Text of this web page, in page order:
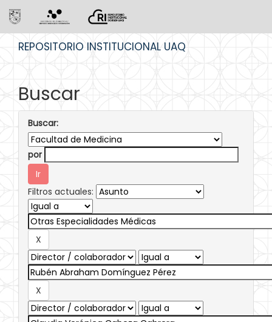
REPOSITORIO INSTITUCIONAL UAQ
Buscar
Buscar:
por
Filtros actuales: